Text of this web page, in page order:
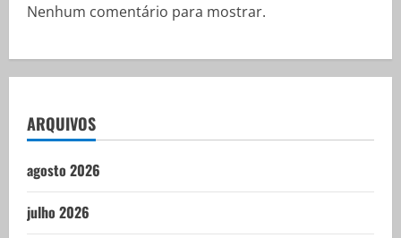
Nenhum comentário para mostrar.
ARQUIVOS
agosto 2026
julho 2026